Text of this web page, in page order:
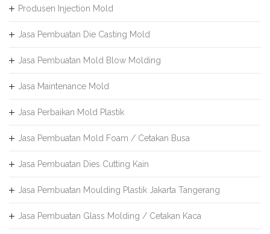
Produsen Injection Mold
Jasa Pembuatan Die Casting Mold
Jasa Pembuatan Mold Blow Molding
Jasa Maintenance Mold
Jasa Perbaikan Mold Plastik
Jasa Pembuatan Mold Foam / Cetakan Busa
Jasa Pembuatan Dies Cutting Kain
Jasa Pembuatan Moulding Plastik Jakarta Tangerang
Jasa Pembuatan Glass Molding / Cetakan Kaca